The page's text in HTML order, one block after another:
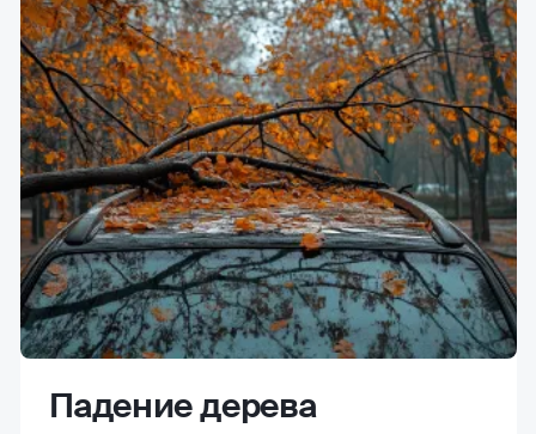
Падение дерева